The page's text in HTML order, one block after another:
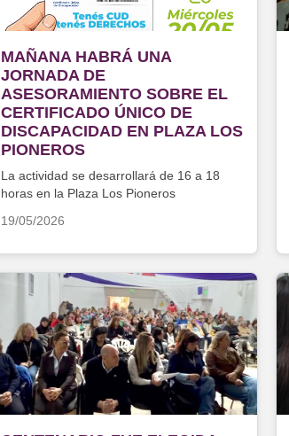
MAÑANA HABRÁ UNA
JORNADA DE
ASESORAMIENTO SOBRE EL
CERTIFICADO ÚNICO DE
DISCAPACIDAD EN PLAZA LOS
PIONEROS
La actividad se desarrollará de 16 a 18
horas en la Plaza Los Pioneros
19/05/2026